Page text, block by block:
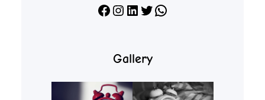
Facebook Instagram LinkedIn X WhatsApp
Gallery